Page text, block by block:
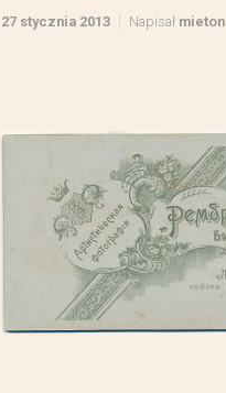
27 stycznia 2013 Napisał mieton